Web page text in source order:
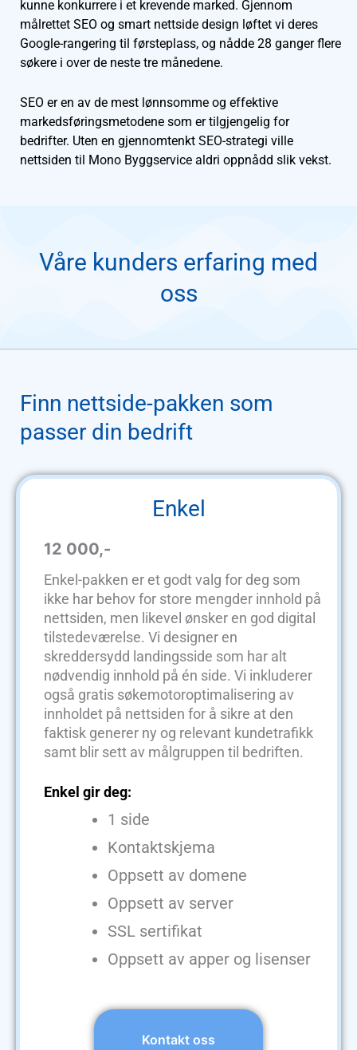
kunne konkurrere i et krevende marked. Gjennom
målrettet SEO og smart nettside design løftet vi deres
Google-rangering til førsteplass, og nådde 28 ganger flere
søkere i over de neste tre månedene.
SEO er en av de mest lønnsomme og effektive
markedsføringsmetodene som er tilgjengelig for
bedrifter. Uten en gjennomtenkt SEO-strategi ville
nettsiden til Mono Byggservice aldri oppnådd slik vekst.
Våre kunders erfaring med
oss
Finn nettside-pakken som
passer din bedrift
Enkel
12 000,-
Enkel-pakken er et godt valg for deg som
ikke har behov for store mengder innhold på
nettsiden, men likevel ønsker en god digital
tilstedeværelse. Vi designer en
skreddersydd landingsside som har alt
nødvendig innhold på én side. Vi inkluderer
også gratis søkemotoroptimalisering av
innholdet på nettsiden for å sikre at den
faktisk generer ny og relevant kundetrafikk
samt blir sett av målgruppen til bedriften.
Enkel gir deg:
1 side
Kontaktskjema
Oppsett av domene
Oppsett av server
SSL sertifikat
Oppsett av apper og lisenser
Kontakt oss